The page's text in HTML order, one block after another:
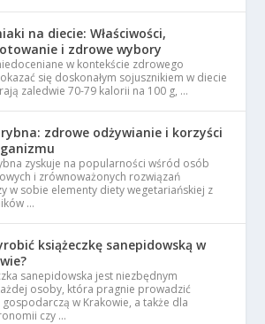
na diecie: Właściwości,
i zdrowe wybory
w kontekście zdrowego
się doskonałym sojusznikiem w diecie
zaledwie 70-79 kalorii na 100 g, …
zdrowe odżywianie i korzyści
zyskuje na popularności wśród osób
i zrównoważonych rozwiązań
w sobie elementy diety wegetariańskiej z
…
książeczkę sanepidowską w
sanepidowska jest niezbędnym
osoby, która pragnie prowadzić
gospodarczą w Krakowie, a także dla
czy …